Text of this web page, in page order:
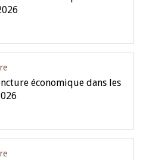
économique dans les